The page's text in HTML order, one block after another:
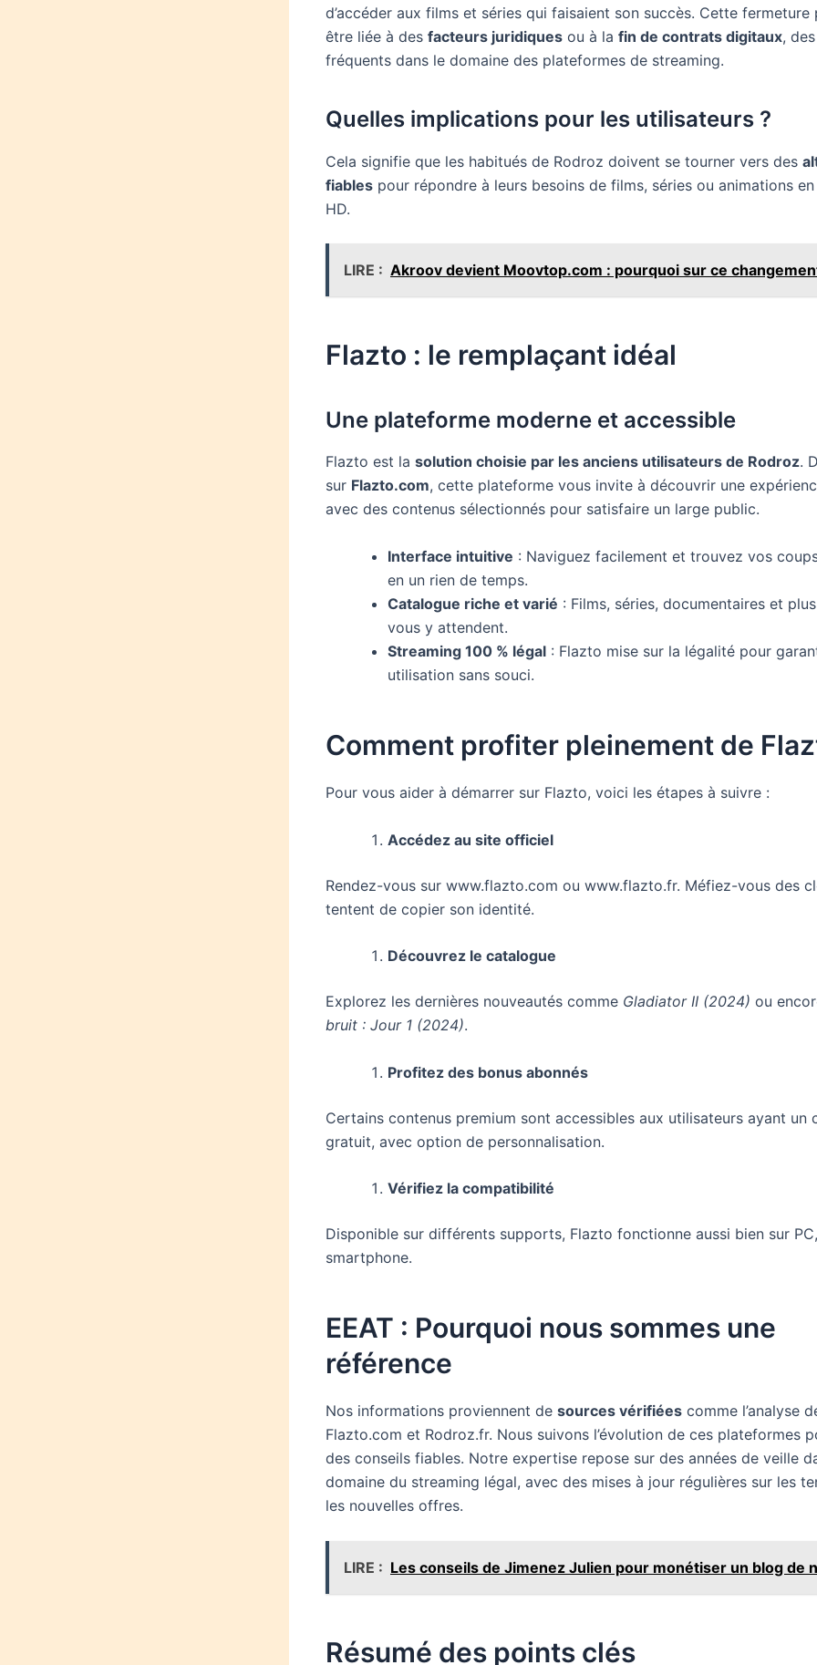
d’accéder aux films et séries qui faisaient son succès. Cette fermeture
être liée à des facteurs juridiques ou à la fin de contrats digitaux,
fréquents dans le domaine des plateformes de streaming.
Quelles implications pour les utilisateurs ?
Cela signifie que les habitués de Rodroz doivent se tourner vers des
fiables pour répondre à leurs besoins de films, séries ou animations
HD.
LIRE : Akroov devient Moovtop.com : pourquoi sur ce
Flazto : le remplaçant idéal
Une plateforme moderne et accessible
Flazto est la solution choisie par les anciens utilisateurs de Rodroz.
sur Flazto.com, cette plateforme vous invite à découvrir une
avec des contenus sélectionnés pour satisfaire un large public.
Interface intuitive : Naviguez facilement et trouvez vos
en un rien de temps.
Catalogue riche et varié : Films, séries, documentaires et
vous y attendent.
Streaming 100 % légal : Flazto mise sur la légalité pour
utilisation sans souci.
Comment profiter pleinement de
Pour vous aider à démarrer sur Flazto, voici les étapes à suivre :
Accédez au site officiel
Rendez-vous sur www.flazto.com ou www.flazto.fr. Méfiez-vous des
tentent de copier son identité.
Découvrez le catalogue
Explorez les dernières nouveautés comme Gladiator II (2024) ou
bruit : Jour 1 (2024).
Profitez des bonus abonnés
Certains contenus premium sont accessibles aux utilisateurs ayant un
gratuit, avec option de personnalisation.
Vérifiez la compatibilité
Disponible sur différents supports, Flazto fonctionne aussi bien sur
smartphone.
EEAT : Pourquoi nous sommes une
référence
Nos informations proviennent de sources vérifiées comme l’analyse
Flazto.com et Rodroz.fr. Nous suivons l’évolution de ces plateformes
des conseils fiables. Notre expertise repose sur des années de veille
domaine du streaming légal, avec des mises à jour régulières sur les
les nouvelles offres.
LIRE : Les conseils de Jimenez Julien pour monétiser un blog de
Résumé des points clés